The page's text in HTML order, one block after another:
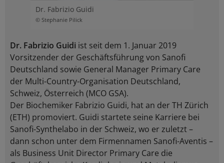
Dr. Fabrizio Guidi
© Stephanie Pilick
Dr. Fabrizio Guidi ist seit dem 1. Januar 2019
Vorsitzender der Geschäftsführung von Sanofi
Deutschland sowie General Manager Primary Care
der Multi-Country-Organisation Deutschland,
Schweiz, Österreich (MCO GSA).
Der Biochemiker Fabrizio Guidi, hat an der TH Zürich
(ETH) promoviert. Guidi startete seine Karriere bei
Sanofi-Synthelabo in der Schweiz, wo er zuletzt –
dann schon unter dem Firmennamen Sanofi-Aventis –
als Business Unit Director Primary Care die